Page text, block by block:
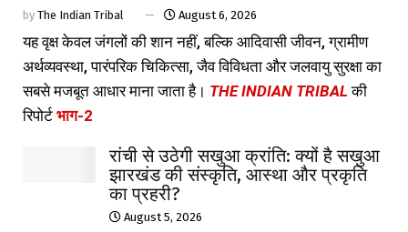
by The Indian Tribal August 6, 2026
यह वृक्ष केवल जंगलों की शान नहीं, बल्कि आदिवासी जीवन, ग्रामीण
अर्थव्यवस्था, पारंपरिक चिकित्सा, जैव विविधता और जलवायु सुरक्षा का
सबसे मजबूत आधार माना जाता है। THE INDIAN TRIBAL की
रिपोर्ट भाग-2
रांची से उठेगी सखुआ क्रांति: क्यों है सखुआ
झारखंड की संस्कृति, आस्था और प्रकृति
का प्रहरी?
August 5, 2026